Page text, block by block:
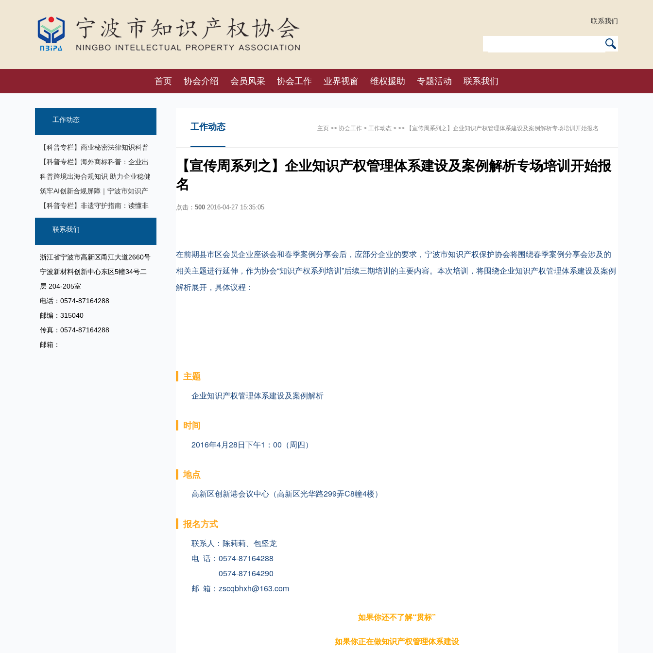
联系我们
首页 协会介绍 会员风采 协会工作 业界视窗 维权援助 专题活动 联系我们
工作动态
【科普专栏】商业秘密法律知识科普
【科普专栏】海外商标科普：企业出
海必备的品牌前置保护体系
科普跨境出海合规知识 助力企业稳健
开拓欧洲市场——中欧跨境经营合规
主题科普沙龙在甬举办
筑牢AI创新合规屏障｜宁波市知识产
权协会联合聚数科创社区开展数字化
知识产权专题培训
【科普专栏】非遗守护指南：读懂非
遗、建好保护体系，平衡传承与市场
联系我们
浙江省宁波市高新区甬江大道2660号
宁波新材料创新中心东区5幢34号二
层 204-205室
电话：0574-87164288
邮编：315040
传真：0574-87164288
邮箱：
工作动态 主页 >> 协会工作 > 工作动态 > >> 【宣传周系列之】企业知识产权管理体系建设及案例解析专场培训开始报名
【宣传周系列之】企业知识产权管理体系建设及案例解析专场培训开始报
名
点击： 500 2016-04-27 15:35:05
在前期县市区会员企业座谈会和春季案例分享会后，应部分企业的要求，宁波市知识产权保护协会将围绕春季案例分享会涉及的
相关主题进行延伸，作为协会“知识产权系列培训”后续三期培训的主要内容。本次培训，将围绕企业知识产权管理体系建设及案例
解析展开，具体议程：
主题
企业知识产权管理体系建设及案例解析
时间
2016年4月28日下午1：00（周四）
地点
高新区创新港会议中心（高新区光华路299弄C8幢4楼）
报名方式
联系人：陈莉莉、包坚龙
电 话：0574-87164288
0574-87164290
邮 箱：zscqbhxh@163.com
如果你还不了解“贯标”
如果你正在做知识产权管理体系建设